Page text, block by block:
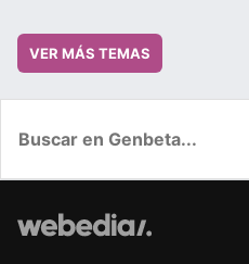
VER MÁS TEMAS